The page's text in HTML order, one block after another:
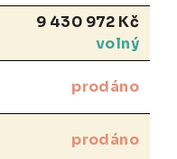
9 430 972 Kč
volný
prodáno
prodáno